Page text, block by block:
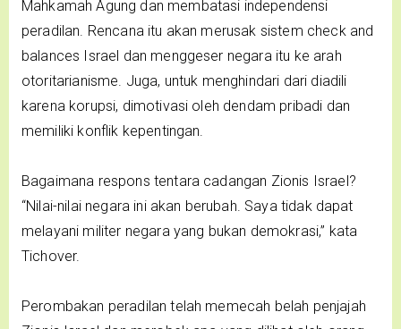
Mahkamah Agung dan membatasi independensi
peradilan. Rencana itu akan merusak sistem check and
balances Israel dan menggeser negara itu ke arah
otoritarianisme. Juga, untuk menghindari dari diadili
karena korupsi, dimotivasi oleh dendam pribadi dan
memiliki konflik kepentingan.
Bagaimana respons tentara cadangan Zionis Israel?
“Nilai-nilai negara ini akan berubah. Saya tidak dapat
melayani militer negara yang bukan demokrasi,” kata
Tichover.
Perombakan peradilan telah memecah belah penjajah